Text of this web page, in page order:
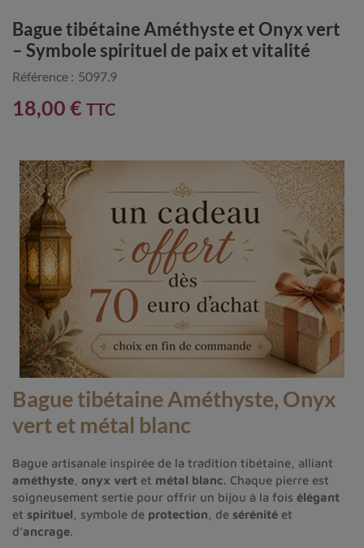
Bague tibétaine Améthyste et Onyx vert
– Symbole spirituel de paix et vitalité
Référence : 5097.9
18,00 € TTC
Bague tibétaine Améthyste, Onyx
vert et métal blanc
Bague artisanale inspirée de la tradition tibétaine, alliant
améthyste onyx vert et métal blanc. Chaque pierre est
soigneusement sertie pour offrir un bijou à la fois élégant
et spirituel , symbole de protection , de sérénité et
d’ancrage.